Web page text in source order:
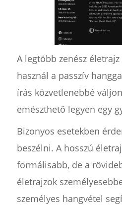
A legtöbb zenész
használ a passzív
írás közvetlenebbé
emészthető legyen egy
Bizonyos esetekben
beszélni. A hosszú
formálisabb, de a
életrajzok
személyes hangvétel